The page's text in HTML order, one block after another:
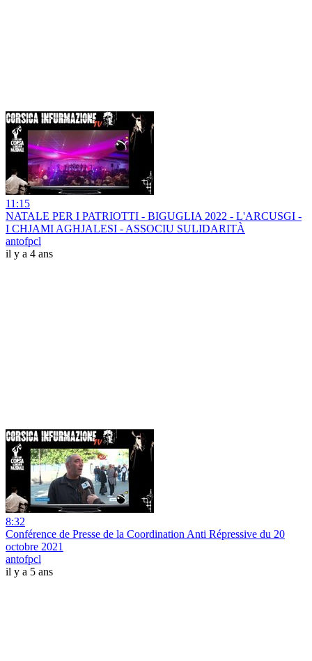
11:15
NATALE PER I PATRIOTTI - BIGUGLIA 2022 - L'ARCUSGI -
I CHJAMI AGHJALESI - ASSOCIU SULIDARITÀ
antofpcl
il y a 4 ans
8:32
Conférence de Presse de la Coordination Anti Répressive du 20
octobre 2021
antofpcl
il y a 5 ans